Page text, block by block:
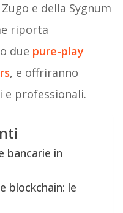
e della Sygnum
riporta
due pure-play
, e offriranno
professionali.
bancarie in
blockchain: le